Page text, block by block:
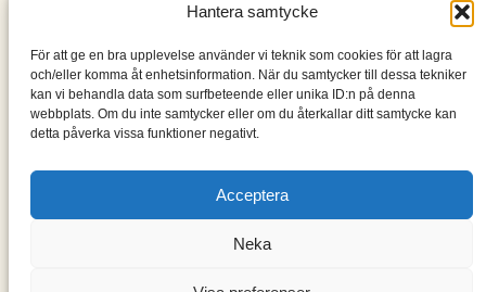
Hantera samtycke
För att ge en bra upplevelse använder vi teknik som cookies för att lagra
och/eller komma åt enhetsinformation. När du samtycker till dessa tekniker
kan vi behandla data som surfbeteende eller unika ID:n på denna
webbplats. Om du inte samtycker eller om du återkallar ditt samtycke kan
detta påverka vissa funktioner negativt.
Acceptera
Neka
Om mig & om bloggen
S
ö
k